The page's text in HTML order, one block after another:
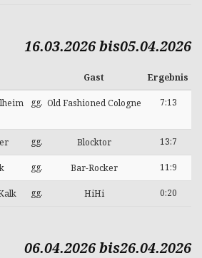
16.03.2026 bis05.04.2026
Gast Ergebnis
gg. Old Fashioned Cologne 7:13
gg. Blocktor 13:7
gg. Bar-Rocker 11:9
gg. HiHi 0:20
06.04.2026 bis26.04.2026